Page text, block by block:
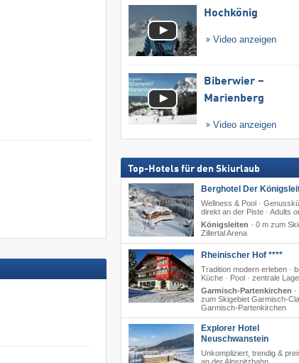
Hochkönig
Video anzeigen
Biberwier –
Marienberg
Video anzeigen
Top-Hotels für den Skiurlaub
Berghotel Der
Wellness & Pool ·
direkt an der Piste · Adults
Königsleiten · 0 m zum
Zillertal Arena
Rheinischer Hof ****
Tradition modern erleben ·
Küche · Pool · zentrale Lage
Garmisch-Partenkirchen ·
zum Skigebiet Garmisch-
Garmisch-Partenkirchen
Explorer Hotel
Neuschwanstein
Unkompliziert, trendig &